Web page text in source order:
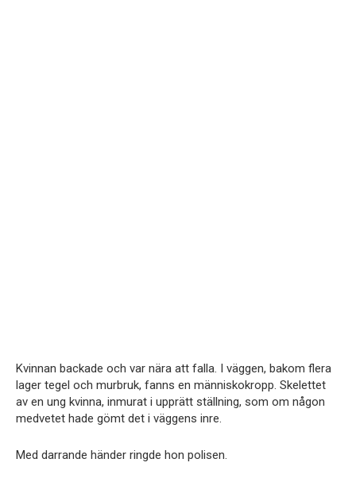
Kvinnan backade och var nära att falla. I väggen, bakom flera
lager tegel och murbruk, fanns en människokropp. Skelettet
av en ung kvinna, inmurat i upprätt ställning, som om någon
medvetet hade gömt det i väggens inre.
Med darrande händer ringde hon polisen.